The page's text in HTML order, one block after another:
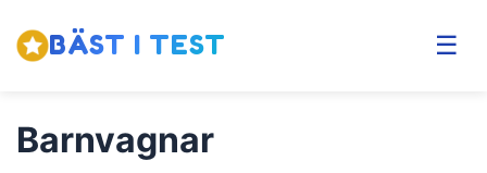
BÄST I TEST ☰
Barnvagnar